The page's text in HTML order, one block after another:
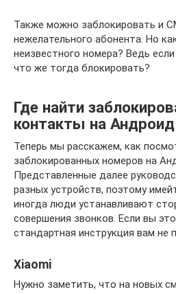
Также можно заблокировать и
нежелательного абонента. Но
неизвестного номера? Ведь
что же тогда блокировать?
Где найти
контакты на
Теперь мы расскажем, как
заблокированных номеров на
Представленные далее
разных устройств, поэтому
иногда люди устанавливают
совершения звонков. Если вы
стандартная инструкция вам не
Xiaomi
Нужно заметить, что на новых